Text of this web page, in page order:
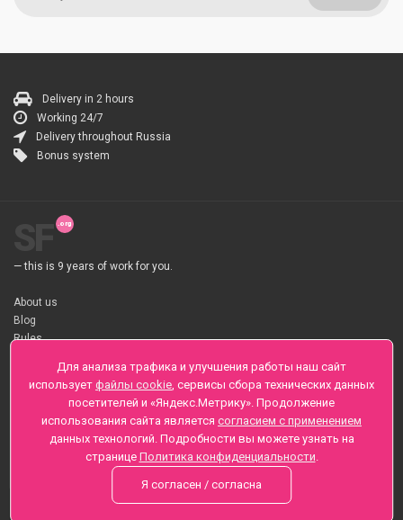
Delivery in 2 hours
Working 24/7
Delivery throughout Russia
Bonus system
— this is 9 years of work for you.
About us
Blog
Rules
About flower Delivery
Payment
Telegramm
Sankt-Peterburg, Zaozernaya 6
+7 (812) 425-01-16
Questions? Call 24 hours
Для анализа трафика и улучшения работы наш сайт
использует файлы cookie, сервисы сбора технических данных
посетителей и «Яндекс.Метрику». Продолжение
использования сайта является согласием с применением
данных технологий. Подробности вы можете узнать на
странице Политика конфиденциальности.
Я согласен / согласна